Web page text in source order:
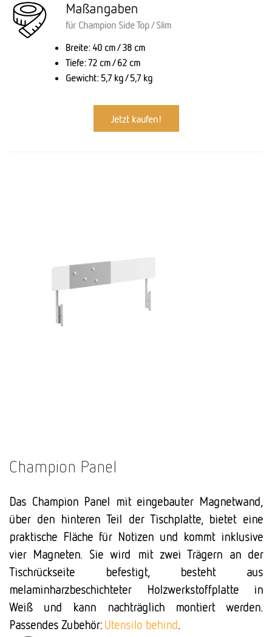
Maßangaben
für Champion Side Top / Slim
Breite: 40 cm / 38 cm
Tiefe: 72 cm / 62 cm
Gewicht: 5,7 kg / 5,7 kg
Jetzt kaufen!
Champion Panel
Das Champion Panel mit eingebauter Magnetwand,
über den hinteren Teil der Tischplatte, bietet eine
praktische Fläche für Notizen und kommt inklusive
vier Magneten. Sie wird mit zwei Trägern an der
Tischrückseite befestigt, besteht aus
melaminharzbeschichteter Holzwerkstoffplatte in
Weiß und kann nachträglich montiert werden.
Passendes Zubehör: Utensilo behind.